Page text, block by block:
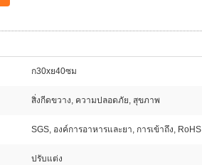
ก30xย40ซม
สิ่งกีดขวาง, ความปลอดภัย, สุขภาพ
SGS, องค์การอาหารและยา, การเข้าถึง, RoHS
ปรับแต่ง